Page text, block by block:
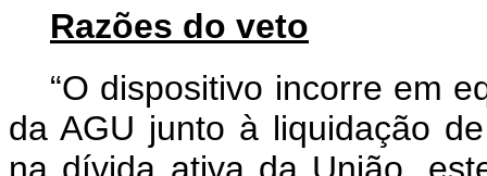
Razões do veto
“O dispositivo incorre em
da AGU junto à liquidação